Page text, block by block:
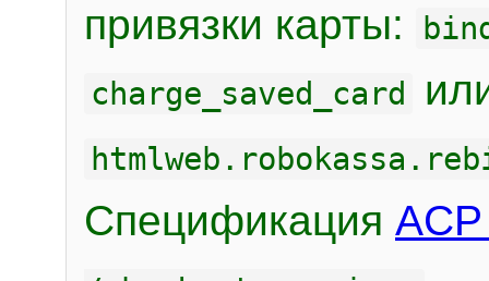
привязки карты:
charge_saved_card
Спецификация